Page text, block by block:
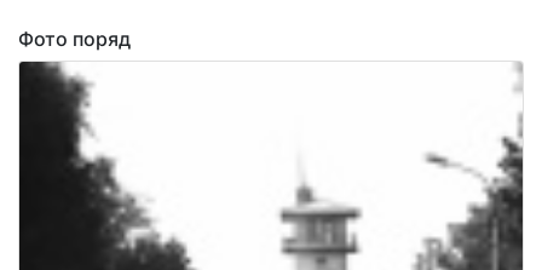
Фото поряд